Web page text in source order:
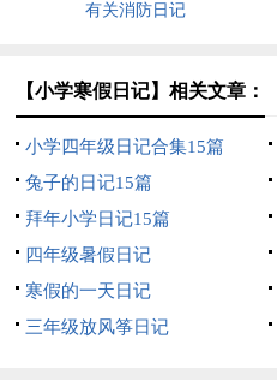
有关消防日记
【小学寒假日记】相关文章：
小学四年级日记合集15篇
兔子的日记15篇
拜年小学日记15篇
四年级暑假日记
寒假的一天日记
三年级放风筝日记